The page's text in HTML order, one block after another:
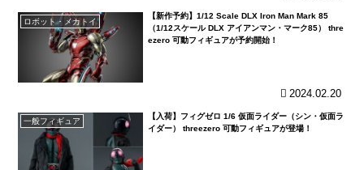
ロボット・メカトイ
【新作予約】1/12 Scale DLX Iron Man Mark 85
（1/12スケール DLX アイアンマン・マーク85） thre
ezero 可動フィギュアが予約開始！
2024.02.20
一般フィギュア
【入荷】フィグゼロ 1/6 仮面ライダー（シン・仮面ラ
イダー） threezero 可動フィギュアが登場！